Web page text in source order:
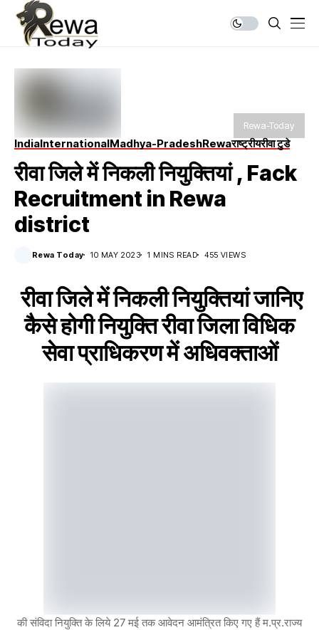
Rewa-Today
IndiaInternationalMadhya-PradeshRewaराष्ट्रीयरीवा टुडे
रीवा जिले में निकली नियुक्तियां , Fack
Recruitment in Rewa
district
Rewa Today 10 MAY 2023 1 MINS READ 455 VIEWS
रीवा जिले में निकली नियुक्तियां जानिए
कैसे होगी नियुक्ति रीवा जिला विधिक
सेवा प्राधिकरण में अधिवक्ताओं
की संविदा नियुक्ति के लिये 27 मई तक आवेदन आमंत्रित किए गए हैं म.प्र.राज्य